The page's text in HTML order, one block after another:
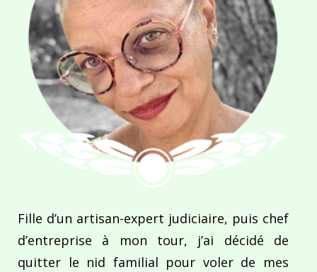
Fille d’un artisan-expert judiciaire, puis chef
d’entreprise à mon tour, j’ai décidé de
quitter le nid familial pour voler de mes